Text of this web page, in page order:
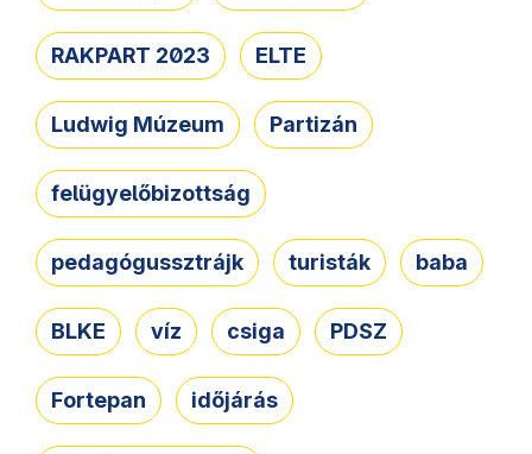
RAKPART 2023 ELTE
Ludwig Múzeum Partizán
felügyelőbizottság
pedagógussztrájk turisták baba
BLKE víz csiga PDSZ
Fortepan időjárás